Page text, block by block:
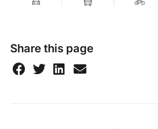
Share this page